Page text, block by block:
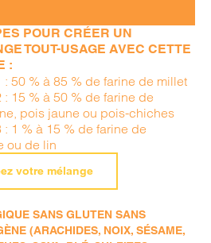
POUR CRÉER UN
TOUT-USAGE AVEC CETTE
:
: 50 % à 85 % de farine de millet
: 15 % à 50 % de farine de
pois jaune ou pois-chiches
: 1 % à 15 % de farine de
ou de lin
votre mélange
SANS GLUTEN SANS
(ARACHIDES, NOIX, SÉSAME,